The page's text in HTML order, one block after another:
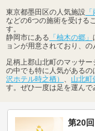
東京都墨田区の人気施設
などの6つの施術を受ける
す。
静岡市にある 「柚木の郷」
ョンが用意されており、
足柄上郡山北町のマッサ
の中でも特に人気があるの
沢ホテル時之栖）
山北町
す。ぜひ一度は足を運んで
第20